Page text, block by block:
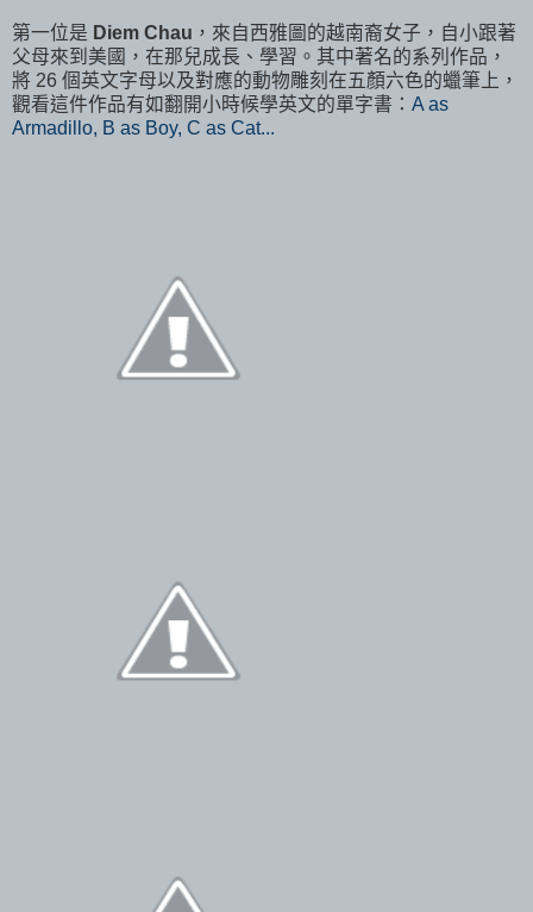
第一位是 Diem Chau ，來自西雅圖的越南裔女子，自小跟著
父母來到美國，在那兒成長、學習。其中著名的系列作品，
將 26 個英文字母以及對應的動物雕刻在五顏六色的蠟筆上，
觀看這件作品有如翻開小時候學英文的單字書： A as
Armadillo, B as Boy, C as Cat...